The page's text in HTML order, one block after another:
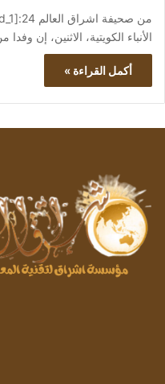
الأنباء الكويتية، الاثنين، إن
أكمل القراءة »